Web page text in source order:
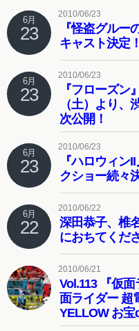
6月
23
2010/06/23
『怪盗グルー
キャスト決定！
6月
23
2010/06/23
『フローズ
（土）より、
次公開！
6月
23
2010/06/23
『ハロウィン
クショー続々
6月
22
2010/06/22
深田恭子、椎
におちてくだ
2010/06/21
Vol.113 『仮
面ライダー 超
YELLOW お宝